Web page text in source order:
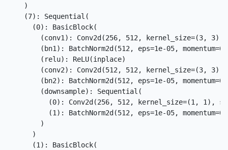
    )
    (7): Sequential(
      (0): BasicBlock(
(conv1): Conv2d(256, 512, kernel_size=(3,
(bn1): BatchNorm2d(512, eps=1e-05,
        (relu): ReLU(inplace)
(conv2): Conv2d(512, 512, kernel_size=(3,
(bn2): BatchNorm2d(512, eps=1e-05,
        (downsample): Sequential(
(0): Conv2d(256, 512, kernel_size=(1, 1),
(1): BatchNorm2d(512, eps=1e-05,
        )
      )
      (1): BasicBlock(